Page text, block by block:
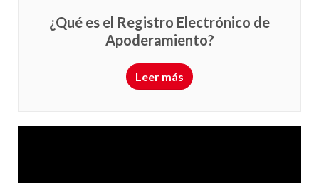
¿Qué es el Registro Electrónico de
Apoderamiento?
Leer más